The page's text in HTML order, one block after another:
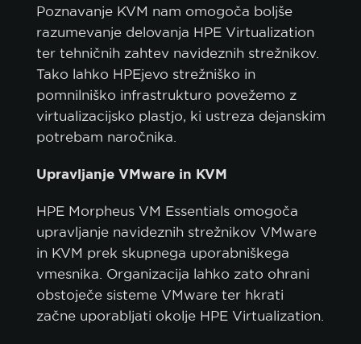
Poznavanje KVM nam omogoča boljše
razumevanje delovanja HPE Virtualization
ter tehničnih zahtev navideznih strežnikov.
Tako lahko HPEjevo strežniško in
pomnilniško infrastrukturo povežemo z
virtualizacijsko plastjo, ki ustreza dejanskim
potrebam naročnika.
Upravljanje VMware in KVM
HPE Morpheus VM Essentials omogoča
upravljanje navideznih strežnikov VMware
in KVM prek skupnega uporabniškega
vmesnika. Organizacija lahko zato ohrani
obstoječe sisteme VMware ter hkrati
začne uporabljati okolje HPE Virtualization.